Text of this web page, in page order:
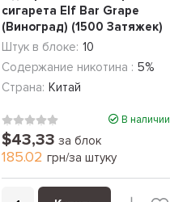
сигарета Elf Bar Grape
(Виноград) (1500 Затяжек)
Штук в блоке: 10
Содержание никотина : 5%
Страна: Китай
В наличии
$43,33 за блок
185.02 грн/за штуку